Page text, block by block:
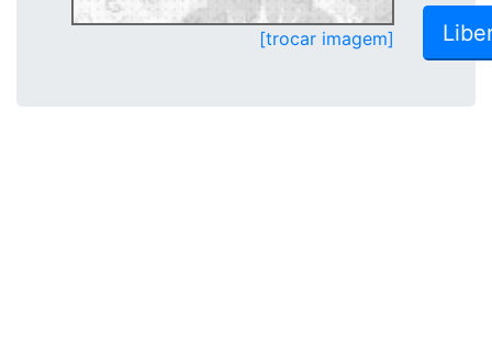
[trocar imagem]